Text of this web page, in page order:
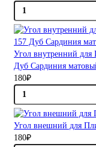
Угол внутренний
Дуб Сардиния
180₽
Угол внешний для
180₽